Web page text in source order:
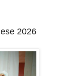
2026